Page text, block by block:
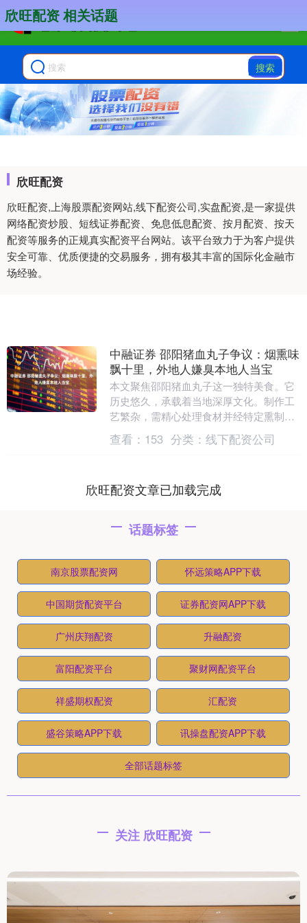
搜索
欣旺配资
欣旺配资,上海股票配资网站,线下配资公司,实盘配资,是一家提供
网络配资炒股、短线证券配资、免息低息配资、按月配资、按天
配资等服务的正规真实配资平台网站。该平台致力于为客户提供
安全可靠、优质便捷的交易服务，拥有极其丰富的国际化金融市
场经验。
欣旺配资 相关话题
中融证券 邵阳猪血丸子争议：烟熏味
飘十里，外地人嫌臭本地人当宝
本文聚焦邵阳猪血丸子这一独特美食。它
历史悠久，承载着当地深厚文化。制作工
艺繁杂，需精心处理食材并经特定熏制过
程。其味道引发极大争议，外地人多因浓
重烟熏味难以接受....
查看： 153 分类： 线下配资公司
欣旺配资文章已加载完成
话题标签
南京股票配资网 怀远策略APP下载
中国期货配资平台 证券配资网APP下载
广州庆翔配资 升融配资
富阳配资平台 聚财网配资平台
祥盛期权配资 汇配资
盛谷策略APP下载 讯操盘配资APP下载
全部话题标签
关注 欣旺配资